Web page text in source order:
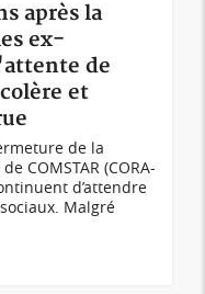
après la
ex-
de
et
de la
COMSTAR (CORA-
d’attendre
Malgré